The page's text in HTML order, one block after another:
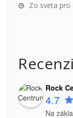
Zo sveta pro
Rock
4.7
Na